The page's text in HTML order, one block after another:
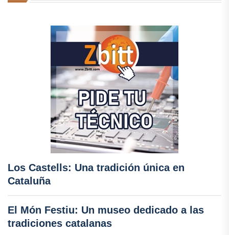
Los Castells: Una tradición única en
Cataluña
El Món Festiu: Un museo dedicado a las
tradiciones catalanas